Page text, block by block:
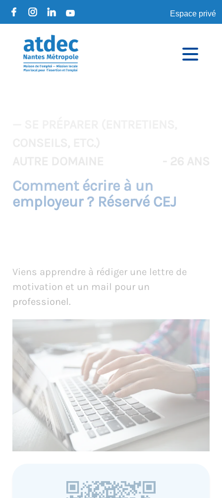
Espace privé
Comment écrire à un
employeur ? Réservé CEJ
Viens apprendre à rédiger une lettre de
motivation et un mail pour un
professionel.